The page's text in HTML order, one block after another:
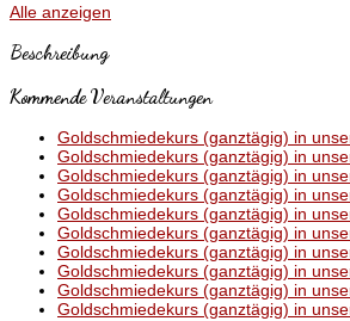
Alle anzeigen
Beschreibung
Kommende Veranstaltungen
Goldschmiedekurs (ganztägig) in
Goldschmiedekurs (ganztägig) in
Goldschmiedekurs (ganztägig) in
Goldschmiedekurs (ganztägig) in
Goldschmiedekurs (ganztägig) in
Goldschmiedekurs (ganztägig) in
Goldschmiedekurs (ganztägig) in
Goldschmiedekurs (ganztägig) in
Goldschmiedekurs (ganztägig) in
Goldschmiedekurs (ganztägig) in